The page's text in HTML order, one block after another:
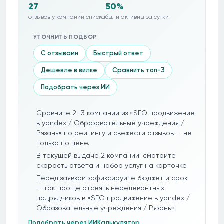
27
отзывов у компаний списка
50%
были активны за сутки
УТОЧНИТЬ ПОДБОР
С отзывами Быстрый ответ
Дешевле в вилке Сравнить топ-3
Подобрать через ИИ
Сравните 2–3 компании из «SEO продвижение
в yandex / Образовательные учреждения /
Рязань» по рейтингу и свежести отзывов — не
только по цене.
В текущей выдаче 2 компании: смотрите
скорость ответа и набор услуг на карточке.
Перед заявкой зафиксируйте бюджет и срок
— так проще отсеять нерелевантных
подрядчиков в «SEO продвижение в yandex /
Образовательные учреждения / Рязань».